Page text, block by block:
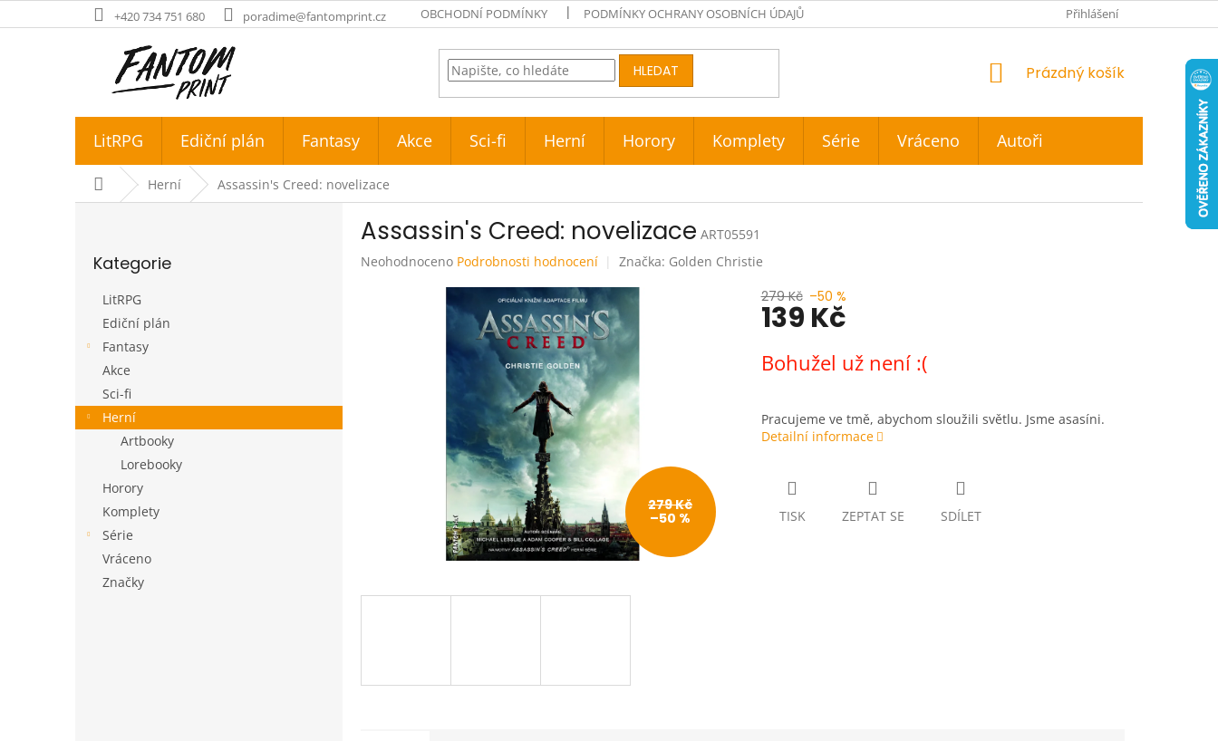
na
+420 734 751 680 poradime@fantomprint.cz OBCHODNÍ PODMÍNKY PODMÍNKY OCHRANY OSOBNÍCH ÚDAJŮ Přihlášení
HLEDAT
NÁKUPNÍ
Prázdný košík
LitRPG Ediční plán Fantasy Akce Sci-fi Herní Horory Komplety Série Vráceno Autoři
Domů Herní Assassin's Creed: novelizace
a
n
kategorie
Kategorie
LitRPG
Ediční plán
Fantasy
Akce
Sci-fi
Herní
Artbooky
Lorebooky
Horory
Komplety
Série
Vráceno
Značky
Assassin's Creed: novelizace ART05591
Průměrné
Neohodnoceno Podrobnosti hodnocení Značka: Golden Christie
279 Kč
–50 %
279 Kč –50 %
139 Kč
cena:
Bohužel už není :(
Pracujeme ve tmě, abychom sloužili světlu. Jsme asasíni.
Detailní informace
TISK ZEPTAT SE SDÍLET